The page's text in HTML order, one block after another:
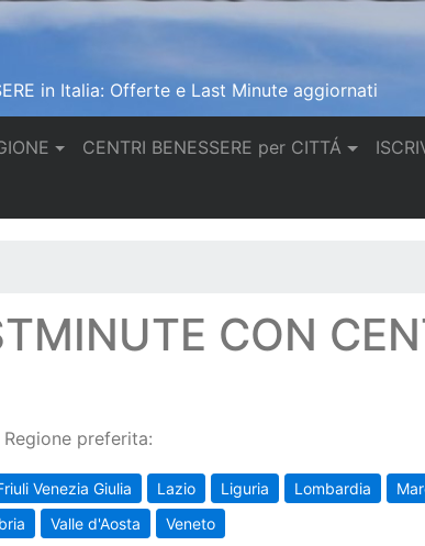
in Italia: Offerte e Last Minute aggiornati
CENTRI BENESSERE per CITTÁ
CON
Regione preferita:
Venezia Giulia Lazio Liguria Lombardia
Valle d'Aosta Veneto